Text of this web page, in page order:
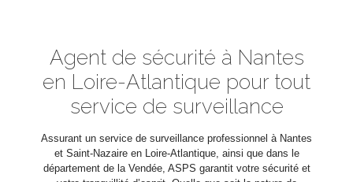
Agent de sécurité à Nantes
en Loire-Atlantique pour tout
service de surveillance
Assurant un service de surveillance professionnel à Nantes
et Saint-Nazaire en Loire-Atlantique, ainsi que dans le
département de la Vendée, ASPS garantit votre sécurité et